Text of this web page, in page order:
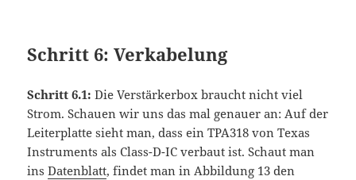
Schritt 6: Verkabelung
Schritt 6.1: Die Verstärkerbox braucht nicht viel
Strom. Schauen wir uns das mal genauer an: Auf der
Leiterplatte sieht man, dass ein TPA318 von Texas
Instruments als Class-D-IC verbaut ist. Schaut man
insDatenblatt, findet man in Abbildung 13 den